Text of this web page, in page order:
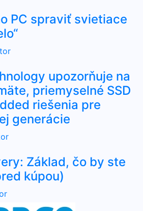
PC spraviť svietiace
upozorňuje na
priemyselné SSD
riešenia pre
generácie
Základ, čo by ste
kúpou)